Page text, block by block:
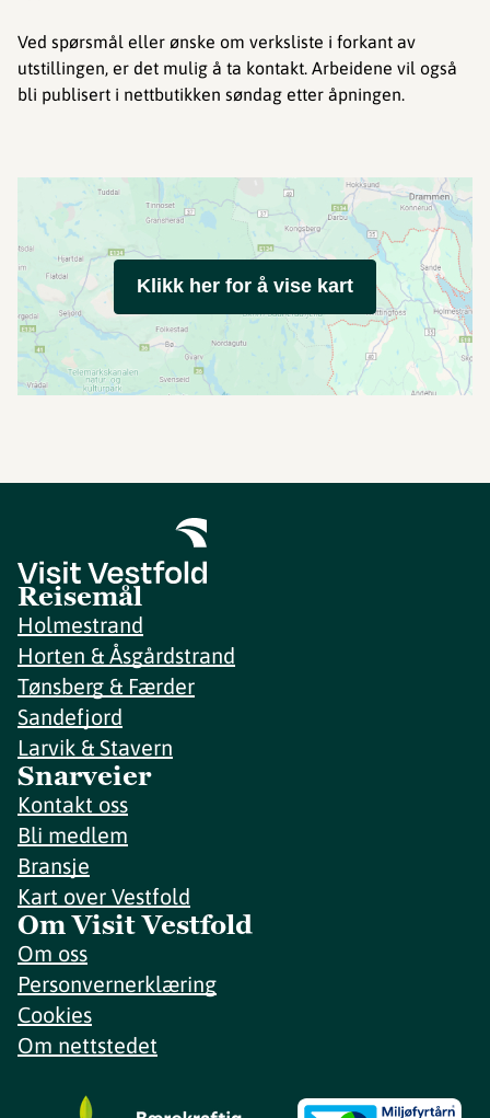
Ved spørsmål eller ønske om verksliste i forkant av
utstillingen, er det mulig å ta kontakt. Arbeidene vil også
bli publisert i nettbutikken søndag etter åpningen.
Klikk her for å vise kart
Reisemål
Holmestrand
Horten & Åsgårdstrand
Tønsberg & Færder
Sandefjord
Larvik & Stavern
Snarveier
Kontakt oss
Bli medlem
Bransje
Kart over Vestfold
Om Visit Vestfold
Om oss
Personvernerklæring
Cookies
Om nettstedet